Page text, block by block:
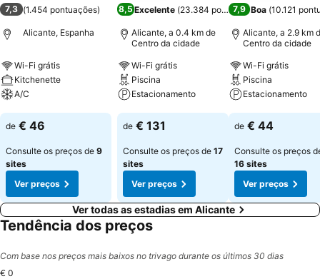
7,3 (1.454 pontuações)
Alicante, Espanha
Wi-Fi grátis
Kitchenette
A/C
Ver preços
de € 46
Consulte os preços de 9
sites
Ver preços
8,5Excelente (23.384 pontuações)
Alicante, a 0.4 km de
Centro da cidade
Wi-Fi grátis
Piscina
Estacionamento
Ver preços
de € 131
Consulte os preços de 17
sites
Ver preços
7,9 Boa (10.121
Alicante, a 2.9 km
Centro da cidade
Wi-Fi grátis
Piscina
Estacionamento
Ver preços
de € 44
Consulte os preços
16 sites
Ver preços
Ver todas as estadias em Alicante
Tendência dos preços
Com base nos preços mais baixos no trivago durante os últimos 30 dias
€ 0